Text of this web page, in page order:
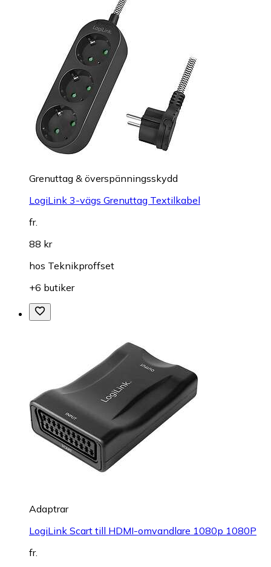
Grenuttag & överspänningsskydd
LogiLink 3-vägs Grenuttag Textilkabel
fr.
88 kr
hos Teknikproffset
+6 butiker
Adaptrar
LogiLink Scart till HDMI-omvandlare 1080p 1080P
fr.